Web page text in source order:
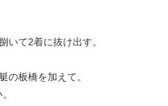
いて2着に抜け出す。
の板橋を加えて。